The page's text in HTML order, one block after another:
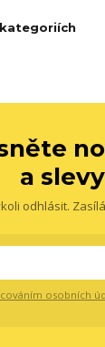
a
odhlásit.
osobních